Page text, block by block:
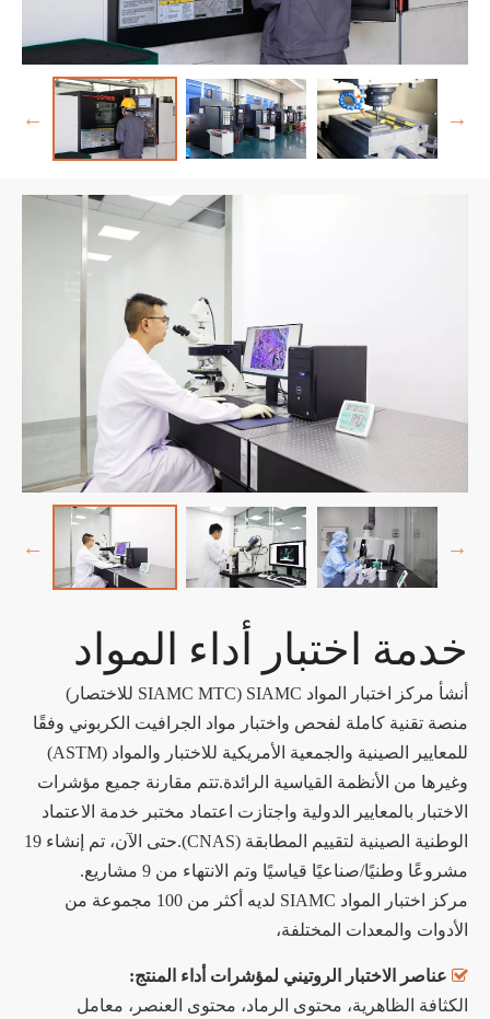
خدمة اختبار أداء المواد
أنشأ مركز اختبار المواد SIAMC (SIAMC MTC للاختصار)
منصة تقنية كاملة لفحص واختبار مواد الجرافيت الكربوني وفقًا
للمعايير الصينية والجمعية الأمريكية للاختبار والمواد (ASTM)
وغيرها من الأنظمة القياسية الرائدة.تتم مقارنة جميع مؤشرات
الاختبار بالمعايير الدولية واجتازت اعتماد مختبر خدمة الاعتماد
الوطنية الصينية لتقييم المطابقة (CNAS).حتى الآن، تم إنشاء 19
مشروعًا وطنيًا/صناعيًا قياسيًا وتم الانتهاء من 9 مشاريع.
مركز اختبار المواد SIAMC لديه أكثر من 100 مجموعة من
الأدوات والمعدات المختلفة،
 عناصر الاختبار الروتيني لمؤشرات أداء المنتج:
الكثافة الظاهرية، محتوى الرماد، محتوى العنصر، معامل